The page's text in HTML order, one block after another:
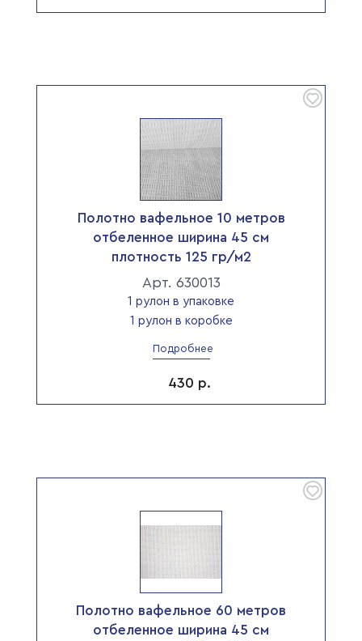
Полотно вафельное 10 метров
отбеленное ширина 45 см
плотность 125 гр/м2
Арт. 630013
1 рулон в упаковке
1 рулон в коробке
Подробнее
430 р.
Полотно вафельное 60 метров
отбеленное ширина 45 см